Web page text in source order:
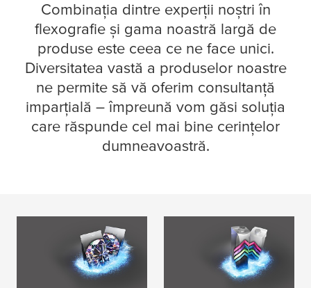
Combinația dintre experții noștri în
flexografie și gama noastră largă de
produse este ceea ce ne face unici.
Diversitatea vastă a produselor noastre
ne permite să vă oferim consultanță
imparțială – împreună vom găsi soluția
care răspunde cel mai bine cerințelor
dumneavoastră.
Calitate la fiecare
EXPLOREAZĂ
Livrăm eficiență prin
flexibilitate
EXPLOREAZĂ